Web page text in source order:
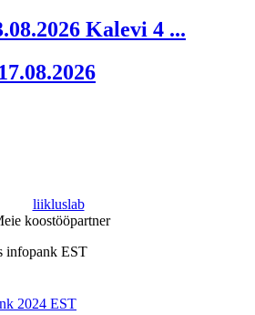
Kalevi 4 ...
koostööpartner